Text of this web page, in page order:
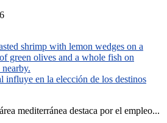
influye en la elección de los destinos
mediterránea destaca por el empleo...